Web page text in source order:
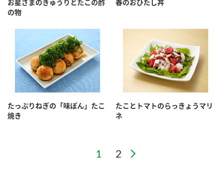
お星さまのきゅうりとたこの酢
の物
春のおひたし丼
たっぷりねぎの「味ぽん」たこ
焼き
たことトマトのらっきょうマリ
ネ